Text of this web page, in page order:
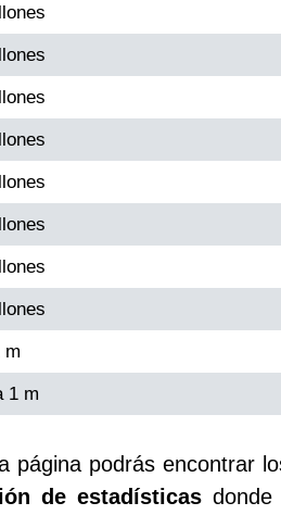
Día
Noche
3
3 Día
3 Noche
4 Día
4 Noche
de Oro
m
1 m
página podrás encontrar
de estadísticasdonde